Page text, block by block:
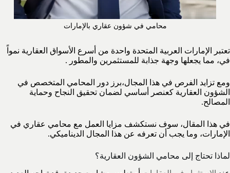
محامي في شؤون عقاري بالإمارات
تعتبر الإمارات العربية المتحدة واحدة من أسرع الأسواق العقارية نمواً
في، مما يجعلها وجهة جذابة للمستثمرين والمطور .
ومع تزايد الفرص في هذا المجال،برز دور المحامي المتخصص في
الشؤون العقارية كعنصر أساسي لضمان تحقيق النجاح وحماية
المصالح.
في هذا المقال، سوف نستكشف مزايا العمل مع محامي عقاري في
الإمارات، وما يجب أن تعرفه عن هذا المجال الديناميكي.
لماذا تحتاج إلى محامي الشؤون العقارية؟